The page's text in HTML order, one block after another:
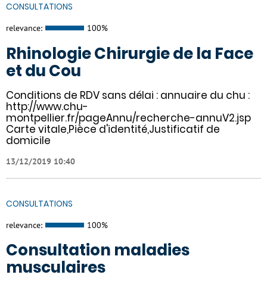
CONSULTATIONS
relevance: 100%
Rhinologie Chirurgie de la Face
et du Cou
Conditions de RDV sans délai : annuaire du chu :
http://www.chu-
montpellier.fr/pageAnnu/recherche-annuV2.jsp
Carte vitale,Pièce d'identité,Justificatif de
domicile
13/12/2019 10:40
CONSULTATIONS
relevance: 100%
Consultation maladies
musculaires